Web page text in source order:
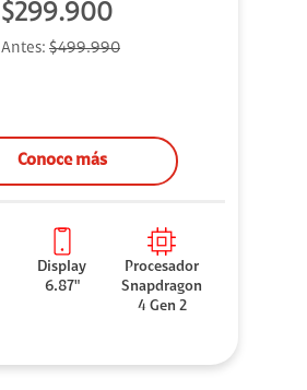
$299.900
Antes: $499.990
Conoce más
Display
6.87"
Procesador
Snapdragon
4 Gen 2